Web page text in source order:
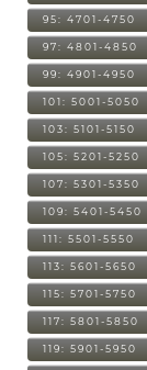
95: 4701-4750
97: 4801-4850
99: 4901-4950
101: 5001-5050
103: 5101-5150
105: 5201-5250
107: 5301-5350
109: 5401-5450
111: 5501-5550
113: 5601-5650
115: 5701-5750
117: 5801-5850
119: 5901-5950